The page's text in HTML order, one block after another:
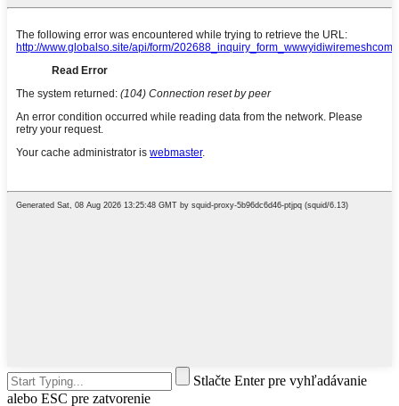
Stlačte Enter pre vyhľadávanie
alebo ESC pre zatvorenie